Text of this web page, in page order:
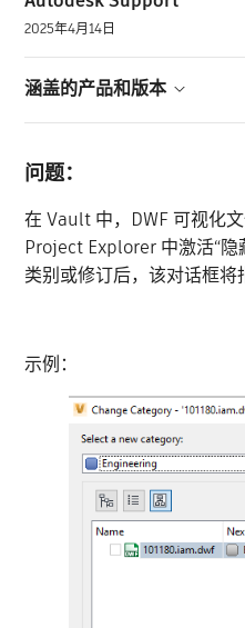
2025年4月14日
涵盖的产品和版本
问题：
在 Vault 中，DWF 可视化
Project Explorer 中激活“隐
类别或修订后，该对话框将
示例：